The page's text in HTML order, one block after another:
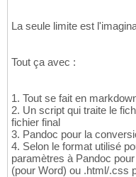
La seule limite est
Tout ça avec :
1. Tout se fait en
2. Un script qui traite le
fichier final
3. Pandoc pour la
4. Selon le format utilisé
paramètres à Pandoc
(pour Word) ou .html/.css